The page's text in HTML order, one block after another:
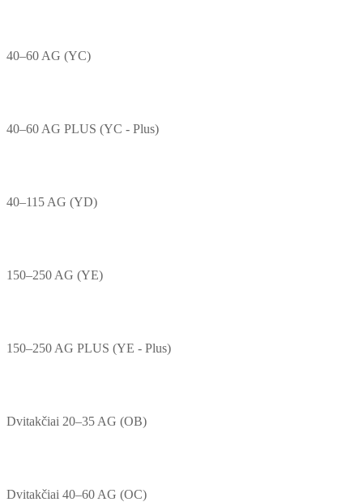
40–60 AG (YC)
40–60 AG PLUS (YC - Plus)
40–115 AG (YD)
150–250 AG (YE)
150–250 AG PLUS (YE - Plus)
Dvitakčiai 20–35 AG (OB)
Dvitakčiai 40–60 AG (OC)